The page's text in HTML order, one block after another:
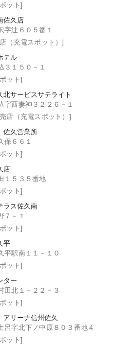
ット]
佐久店
字辻６０５番１
（充電スポット）]
テル
３１５０－１
ット]
サービスサテライト
字西妻神３２２６－１
店（充電スポット）]
佐久営業所
保６６１
ット]
店
１５３５番地
ット]
ラス佐久南
７－１
ット]
平
平駅南１１－１０
ット]
ター
田北１－２２－３
ット]
リーナ信州佐久
呂字北下ノ中原８０３番地４
ット]